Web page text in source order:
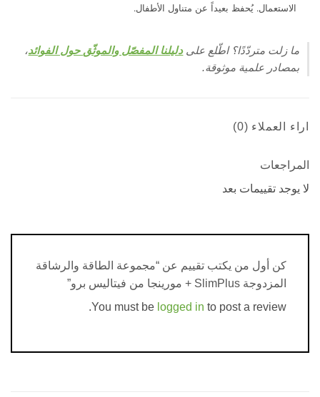
يُحفظ بعيداً عن متناول الأطفال.
متردّدًا؟ اطّلع علىدليلنا المفصّل والموثّق حول الفوائد،
علمية موثوقة.
(0)
تقييمات بعد
كن أول من يكتب تقييم عن “مجموعة الطاقة والرشاقة
المزدوجة SlimPlus + مورينجا من فيتاليس برو”
You must belogged into post a review.